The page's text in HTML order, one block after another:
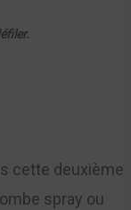
cette deuxième
spray ou